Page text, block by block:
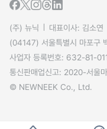
(주) 뉴닉
대표이사: 김소연
(04147) 서울특별시 마포구
사업자 등록번호: 632-81-
통신판매업신고: 2020-서울
© NEWNEEK Co., Ltd.